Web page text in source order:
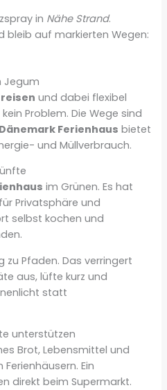
in Nähe Strand.
bleib auf markierten Wegen:
Jegum
und dabei flexibel
Problem. Die Wege sind
Dänemark Ferienhaus bietet
und Müllverbrauch.
im Grünen. Es hat
Privatsphäre und
selbst kochen und
zu Pfaden. Das verringert
aus, lüfte kurz und
statt
unterstützen
Brot, Lebensmittel und
Ein
direkt beim Supermarkt.